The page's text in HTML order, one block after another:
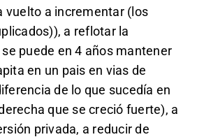
vuelto a incrementar (los
a reflotar la
puede en 4 años mantener
en un pais en vias de
de lo que sucedía en
que se creció fuerte), a
privada, a reducir de